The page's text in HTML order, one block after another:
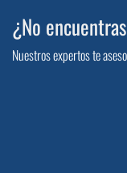
¿No
Nuestros expertos te